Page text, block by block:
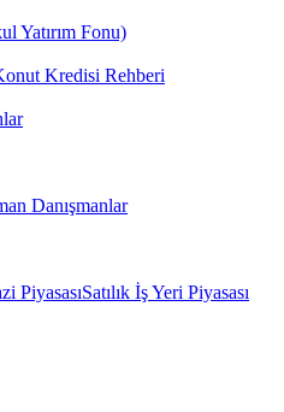
Yatırım Fonu)
Kredisi Rehberi
Danışmanlar
PiyasasıSatılık İş Yeri Piyasası